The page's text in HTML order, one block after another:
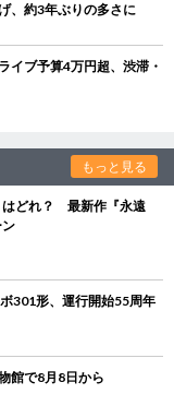
、約3年ぶりの多さに
ブ予算4万円超、渋滞・
もっと見る
はどれ？ 最新作『永遠
301形、運行開始55周年
館で8月8日から